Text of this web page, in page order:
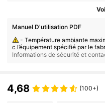
Manuel D'utilisation PDF
- Température ambiante
c l’équipement spécifié par le
es de ses caractéristiques. - Ne
Informations de sécurité et
4,68 (100+)